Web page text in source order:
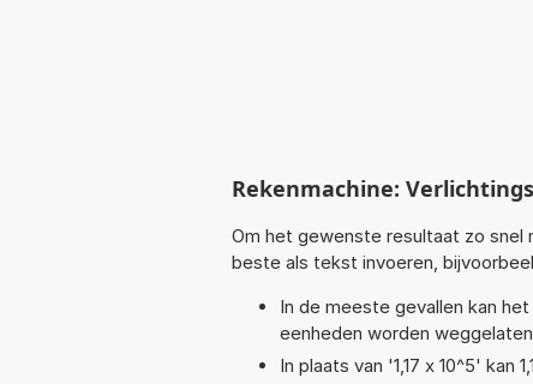
Rekenmachine:
Om het gewenste resultaat zo snel
beste als tekst invoeren,
In de meeste gevallen kan
eenheden worden
In plaats van '1,17 x 10^5'